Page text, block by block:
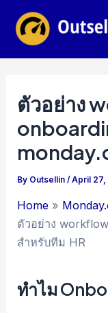
content
ตัวอย่าง
By Outsellin/April
Home
ตัวอย่าง
สำหรับทีม HR
ทำไม